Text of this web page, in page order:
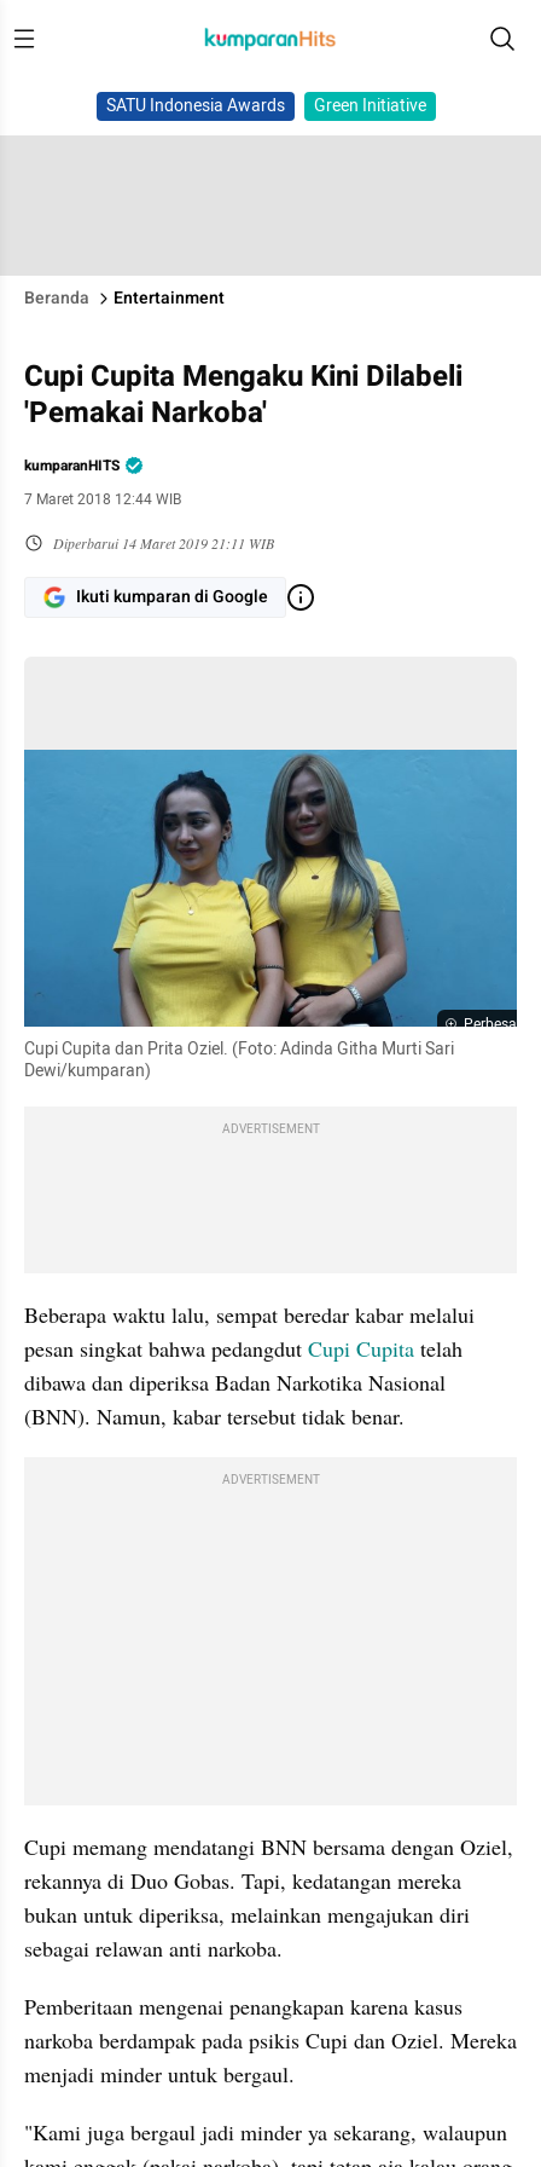
SATU Indonesia Awards Green Initiative
Beranda Entertainment
Cupi Cupita Mengaku Kini Dilabeli
'Pemakai Narkoba'
kumparanHITS
7 Maret 2018 12:44 WIB
Diperbarui 14 Maret 2019 21:11 WIB
Ikuti kumparan di Google
Perbesar
Cupi Cupita dan Prita Oziel. (Foto: Adinda Githa Murti Sari
Dewi/kumparan)
ADVERTISEMENT
Beberapa waktu lalu, sempat beredar kabar melalui
pesan singkat bahwa pedangdut Cupi Cupita telah
dibawa dan diperiksa Badan Narkotika Nasional
(BNN). Namun, kabar tersebut tidak benar.
ADVERTISEMENT
Cupi memang mendatangi BNN bersama dengan Oziel,
rekannya di Duo Gobas. Tapi, kedatangan mereka
bukan untuk diperiksa, melainkan mengajukan diri
sebagai relawan anti narkoba.
Pemberitaan mengenai penangkapan karena kasus
narkoba berdampak pada psikis Cupi dan Oziel. Mereka
menjadi minder untuk bergaul.
"Kami juga bergaul jadi minder ya sekarang, walaupun